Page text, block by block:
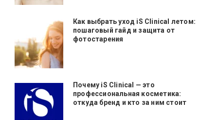
Как выбрать уход iS Clinical летом:
пошаговый гайд и защита от
фотостарения
Почему iS Clinical — это
профессиональная косметика:
откуда бренд и кто за ним стоит